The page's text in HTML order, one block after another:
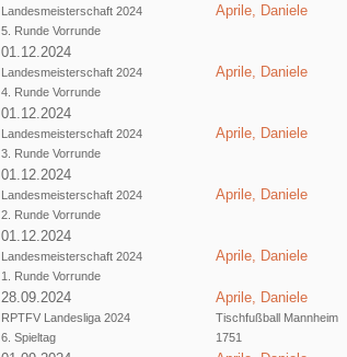
Landesmeisterschaft 2024
5. Runde Vorrunde
Aprile, Daniele
01.12.2024
Landesmeisterschaft 2024
4. Runde Vorrunde
Aprile, Daniele
01.12.2024
Landesmeisterschaft 2024
3. Runde Vorrunde
Aprile, Daniele
01.12.2024
Landesmeisterschaft 2024
2. Runde Vorrunde
Aprile, Daniele
01.12.2024
Landesmeisterschaft 2024
1. Runde Vorrunde
Aprile, Daniele
28.09.2024
RPTFV Landesliga 2024
6. Spieltag
Aprile, Daniele
Tischfußball Mannheim
1751